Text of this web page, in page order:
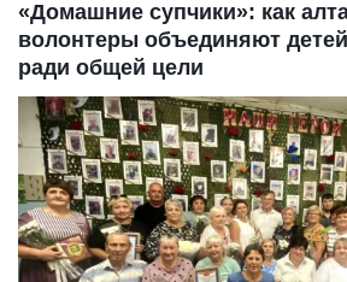
«Домашние супчики»: как
волонтеры объединяют
ради общей цели